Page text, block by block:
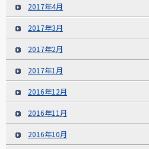
2017年4月
2017年3月
2017年2月
2017年1月
2016年12月
2016年11月
2016年10月